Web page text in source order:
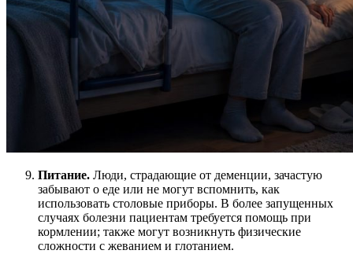
Питание. Люди, страдающие от деменции, зачастую
забывают о еде или не могут вспомнить, как
использовать столовые приборы. В более запущенных
случаях болезни пациентам требуется помощь при
кормлении; также могут возникнуть физические
сложности с жеванием и глотанием.